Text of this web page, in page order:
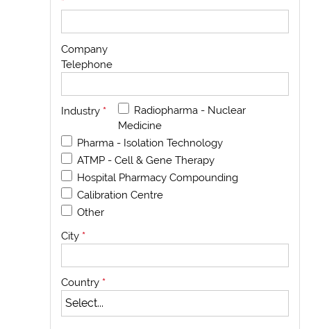
Company
Telephone
Industry *
Radiopharma - Nuclear
Medicine
Pharma - Isolation Technology
ATMP - Cell & Gene Therapy
Hospital Pharmacy Compounding
Calibration Centre
Other
City *
Country *